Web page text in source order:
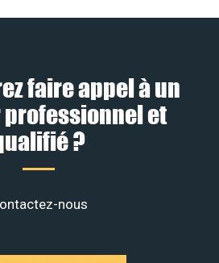
faire appel à un
et
?
nous